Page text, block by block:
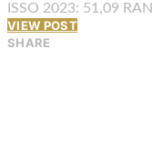
ISSO 2023: 51,09
VIEW POST
SHARE